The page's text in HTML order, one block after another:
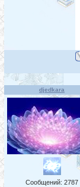
djedkara
Сообщений: 2787